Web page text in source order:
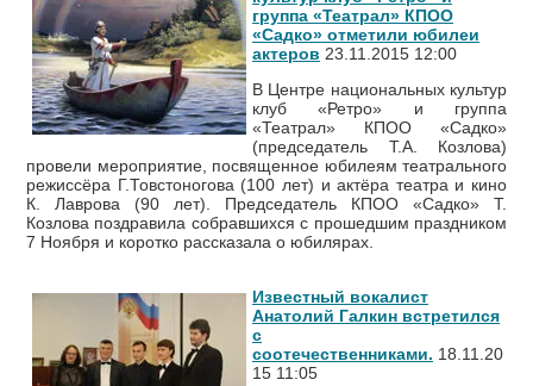
группа «Театрал» КПОО
«Садко» отметили юбилеи
актеров 23.11.2015 12:00
В Центре национальных культур
клуб «Ретро» и группа
«Театрал» КПОО «Садко»
(председатель Т.А. Козлова)
провели мероприятие, посвященное юбилеям театрального
режиссёра Г.Товстоногова (100 лет) и актёра театра и кино
К. Лаврова (90 лет). Председатель КПОО «Садко» Т.
Козлова поздравила собравшихся с прошедшим праздником
7 Ноября и коротко рассказала о юбилярах.
Известный вокалист
Анатолий Галкин встретился
с
соотечественниками. 18.11.20
15 11:05